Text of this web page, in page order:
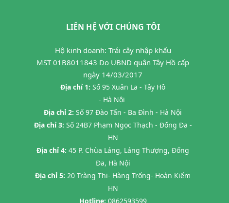
LIÊN HỆ VỚI CHÚNG TÔI
Hộ kinh doanh: Trái cây nhập khẩu
MST 01B8011843 Do UBND quận Tây Hồ cấp
ngày 14/03/2017
Địa chỉ 1: Số 95 Xuân La - Tây Hồ
- Hà Nội
Địa chỉ 2: Số 97 Đào Tấn - Ba Đình - Hà Nội
Địa chỉ 3: Số 24B7 Phạm Ngọc Thạch - Đống Đa -
HN
Địa chỉ 4: 45 P. Chùa Láng, Láng Thượng, Đống
Đa, Hà Nội
Địa chỉ 5: 20 Tràng Thi- Hàng Trống- Hoàn Kiếm
HN
Hotline: 0862593599